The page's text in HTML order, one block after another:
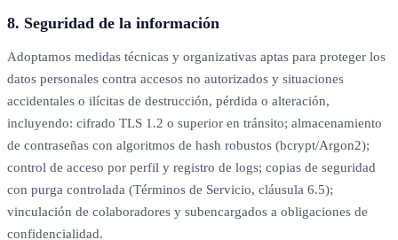
8. Seguridad de la información
Adoptamos medidas técnicas y organizativas aptas para proteger los
datos personales contra accesos no autorizados y situaciones
accidentales o ilícitas de destrucción, pérdida o alteración,
incluyendo: cifrado TLS 1.2 o superior en tránsito; almacenamiento
de contraseñas con algoritmos de hash robustos (bcrypt/Argon2);
control de acceso por perfil y registro de logs; copias de seguridad
con purga controlada (Términos de Servicio, cláusula 6.5);
vinculación de colaboradores y subencargados a obligaciones de
confidencialidad.